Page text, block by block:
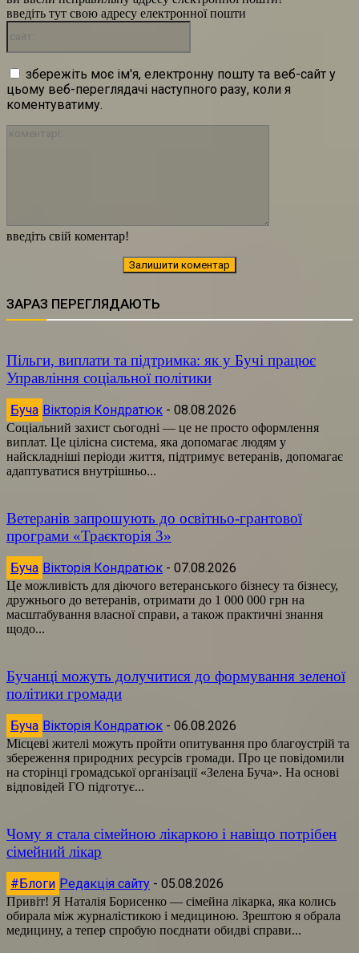
введіть свій коментар!
введіть тут свою адресу електронної пошти
збережіть моє ім'я, електронну пошту та веб-сайт у
цьому веб-переглядачі наступного разу, коли я
коментуватиму.
ЗАРАЗ ПЕРЕГЛЯДАЮТЬ
Пільги, виплати та підтримка: як у Бучі працює
Управління соціальної політики
Буча Вікторія Кондратюк - 08.08.2026
Соціальний захист сьогодні — це не просто оформлення
виплат. Це цілісна система, яка допомагає людям у
найскладніші періоди життя, підтримує ветеранів, допомагає
адаптуватися внутрішньо...
Ветеранів запрошують до освітньо-грантової
програми «Траєкторія 3»
Буча Вікторія Кондратюк - 07.08.2026
Це можливість для діючого ветеранського бізнесу та бізнесу,
дружнього до ветеранів, отримати до 1 000 000 грн на
масштабування власної справи, а також практичні знання
щодо...
Бучанці можуть долучитися до формування зеленої
політики громади
Буча Вікторія Кондратюк - 06.08.2026
Місцеві жителі можуть пройти опитування про благоустрій та
збереження природних ресурсів громади. Про це повідомили
на сторінці громадської організації «Зелена Буча». На основі
відповідей ГО підготує...
Чому я стала сімейною лікаркою і навіщо потрібен
сімейний лікар
#Блоги Редакція сайту - 05.08.2026
Привіт! Я Наталія Борисенко — сімейна лікарка, яка колись
обирала між журналістикою і медициною. Зрештою я обрала
медицину, а тепер спробую поєднати обидві справи...